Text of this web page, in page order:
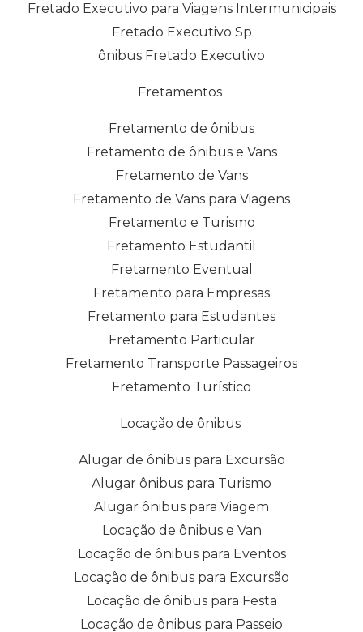
Fretado Executivo para Viagens Intermunicipais
Fretado Executivo Sp
ônibus Fretado Executivo
Fretamentos
Fretamento de ônibus
Fretamento de ônibus e Vans
Fretamento de Vans
Fretamento de Vans para Viagens
Fretamento e Turismo
Fretamento Estudantil
Fretamento Eventual
Fretamento para Empresas
Fretamento para Estudantes
Fretamento Particular
Fretamento Transporte Passageiros
Fretamento Turístico
Locação de ônibus
Alugar de ônibus para Excursão
Alugar ônibus para Turismo
Alugar ônibus para Viagem
Locação de ônibus e Van
Locação de ônibus para Eventos
Locação de ônibus para Excursão
Locação de ônibus para Festa
Locação de ônibus para Passeio